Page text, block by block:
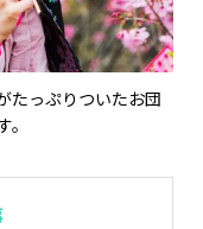
たっぷりついたお団